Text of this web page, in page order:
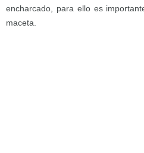
encharcado, para ello es
maceta.